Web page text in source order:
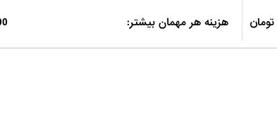
هزینه هر مهمان بیشتر: